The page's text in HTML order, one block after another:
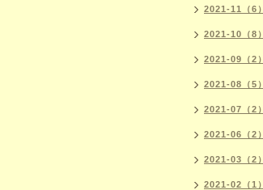
2021-11（6）
2021-10（8）
2021-09（2）
2021-08（5）
2021-07（2）
2021-06（2）
2021-03（2）
2021-02（1）